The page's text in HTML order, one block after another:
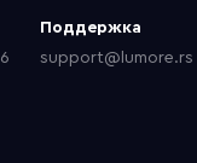
Поддержка
support@lumore.rs